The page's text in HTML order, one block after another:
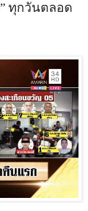
” ทุกวันตลอด